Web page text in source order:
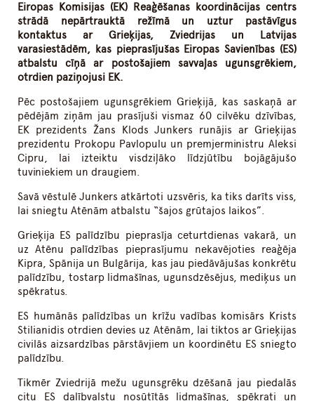
Eiropas Komisijas (EK) Reaģēšanas koordinācijas centrs
strādā nepārtrauktā režīmā un uztur pastāvīgus
kontaktus ar Grieķijas, Zviedrijas un Latvijas
varasiestādēm, kas pieprasījušas Eiropas Savienības (ES)
atbalstu cīņā ar postošajiem savvaļas ugunsgrēkiem,
otrdien paziņojusi EK.
Pēc postošajiem ugunsgrēkiem Grieķijā, kas saskaņā ar
pēdējām ziņām jau prasījuši vismaz 60 cilvēku dzīvības,
EK prezidents Žans Klods Junkers runājis ar Grieķijas
prezidentu Prokopu Pavlopulu un premjerministru Aleksi
Cipru, lai izteiktu visdziļāko līdzjūtību bojāgājušo
tuviniekiem un draugiem.
Savā vēstulē Junkers atkārtoti uzsvēris, ka tiks darīts viss,
lai sniegtu Atēnām atbalstu “šajos grūtajos laikos”.
Grieķija ES palīdzību pieprasīja ceturtdienas vakarā, un
uz Atēnu palīdzības pieprasījumu nekavējoties reaģēja
Kipra, Spānija un Bulgārija, kas jau piedāvājušas konkrētu
palīdzību, tostarp lidmašīnas, ugunsdzēsējus, mediķus un
spēkratus.
ES humānās palīdzības un krīžu vadības komisārs Krists
Stilianidis otrdien devies uz Atēnām, lai tiktos ar Grieķijas
civilās aizsardzības pārstāvjiem un koordinētu ES sniegto
palīdzību.
Tikmēr Zviedrijā mežu ugunsgrēku dzēšanā jau piedalās
citu ES dalībvalstu nosūtītās lidmašīnas, spēkrati un